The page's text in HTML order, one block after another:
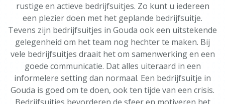
rustige en actieve bedrijfsuitjes. Zo kunt u iedereen
een plezier doen met het geplande bedrijfsuitje.
Tevens zijn bedrijfsuitjes in Gouda ook een uitstekende
gelegenheid om het team nog hechter te maken. Bij
vele bedrijfsuitjes draait het om samenwerking en een
goede communicatie. Dat alles uiteraard in een
informelere setting dan normaal. Een bedrijfsuitje in
Gouda is goed om te doen, ook ten tijde van een crisis.